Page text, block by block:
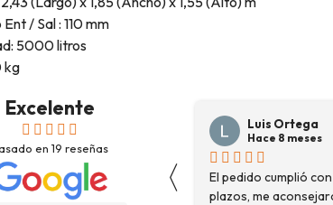
/ Sal : 110 mm
5000 litros
kg
Excelente
en19 reseñas
〈
Luis Ortega
Hace 8 meses
El pedido cumplió con sus
plazos, me aconsejaron
Pepe Suárez
Hace 8 meses
Hace poco compré
destoconadora de